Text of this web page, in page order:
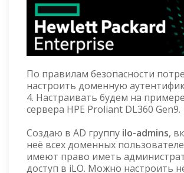
По правилам безопасности
настроить доменную
4. Настраивать будем на
сервера HPE Proliant DL360 Gen9.
Создаю в AD группу ilo-admins,
неё всех доменных
имеют право иметь
доступ в iLO. Можно настроить